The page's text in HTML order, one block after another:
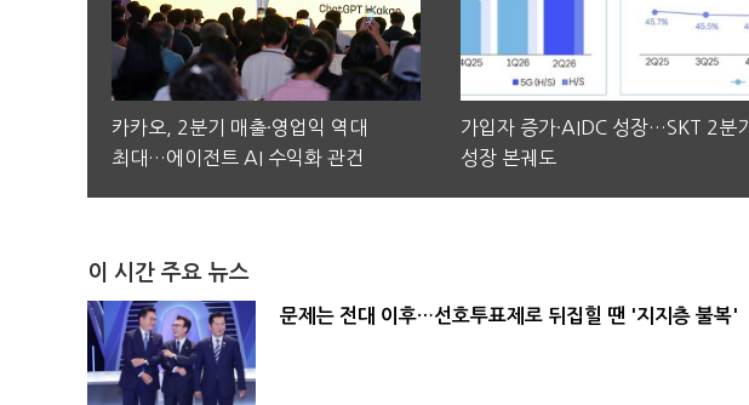
카카오, 2분기 매출·영업익 역대
최대…에이전트 AI 수익화 관건
가입자 증가·AIDC 성장…SKT 2분기
성장 본궤도
이 시간 주요 뉴스
문제는 전대 이후…선호투표제로 뒤집힐 땐 '지지층 불복'